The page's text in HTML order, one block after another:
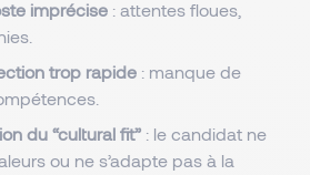
imprécise : attentes floues,
trop rapide : manque de
du “cultural fit” : le candidat ne
ou ne s’adapte pas à la